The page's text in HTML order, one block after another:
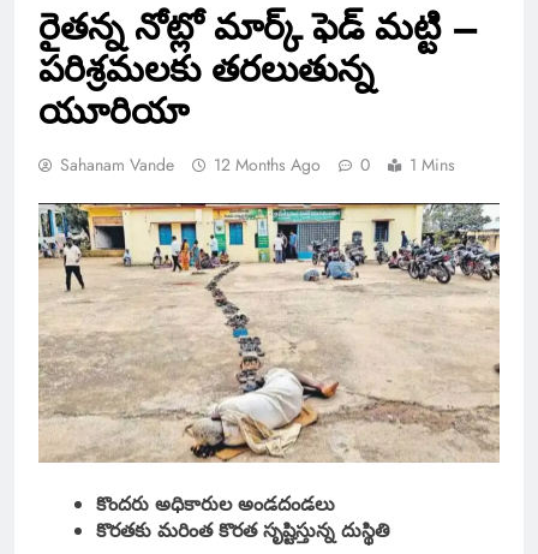
రైతన్న నోట్లో మార్క్ ఫెడ్ మట్టి –
పరిశ్రమలకు తరలుతున్న
యూరియా
Sahanam Vande 12 Months Ago 0 1 Mins
కొందరు అధికారుల అండదండలు
కొరతకు మరింత కొరత సృష్టిస్తున్న దుస్థితి